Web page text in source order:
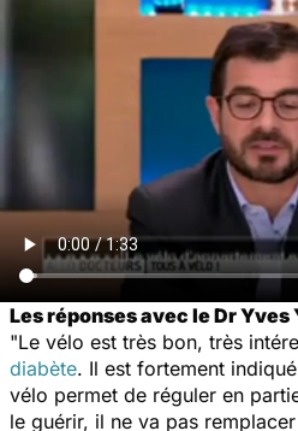
Les réponses avec le Dr Yves
"Le vélo est très bon, très
diabète. Il est fortement
vélo permet de réguler en
le guérir, il ne va pas